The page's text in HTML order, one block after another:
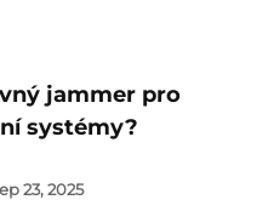
jammer pro
systémy?
23, 2025